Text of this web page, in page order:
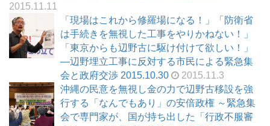
2015.11.11
「現場はこれから修羅場になる！」「防衛省
は手続きを無視した工事をやりかねない！」
「東京からも辺野古に駆け付けて欲しい！」
―辺野埋立工事に反対する市民による緊急集
会と政府交渉 2015.10.30
2015.11.3
沖縄の民意を無視し金の力で辺野古移設を強
行する「なんでもあり」の安倍政権 ～緊急集
会で専門家が、国が持ち出した「行政不服審